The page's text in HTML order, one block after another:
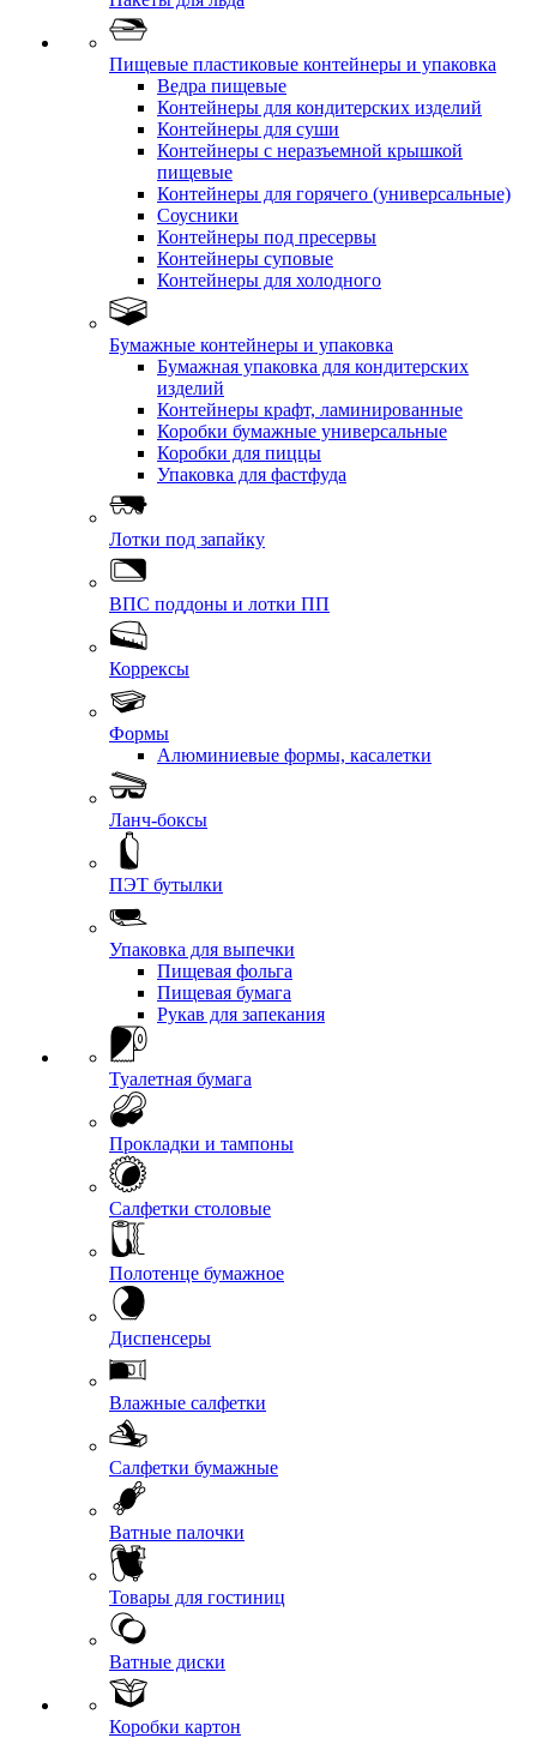
Пищевые пластиковые контейнеры и упаковка
Ведра пищевые
Контейнеры для кондитерских изделий
Контейнеры для суши
Контейнеры с неразъемной крышкой
пищевые
Контейнеры для горячего (универсальные)
Соусники
Контейнеры под пресервы
Контейнеры суповые
Контейнеры для холодного
Бумажные контейнеры и упаковка
Бумажная упаковка для кондитерских
изделий
Контейнеры крафт, ламинированные
Коробки бумажные универсальные
Коробки для пиццы
Упаковка для фастфуда
Лотки под запайку
ВПС поддоны и лотки ПП
Коррексы
Формы
Алюминиевые формы, касалетки
Ланч-боксы
ПЭТ бутылки
Упаковка для выпечки
Пищевая фольга
Пищевая бумага
Рукав для запекания
Туалетная бумага
Прокладки и тампоны
Салфетки столовые
Полотенце бумажное
Диспенсеры
Влажные салфетки
Салфетки бумажные
Ватные палочки
Товары для гостиниц
Ватные диски
Коробки картон